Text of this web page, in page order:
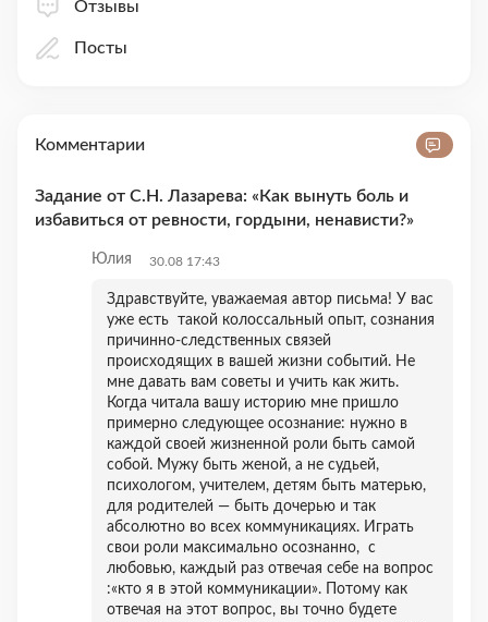
Отзывы
Посты
Комментарии
Задание от С.Н. Лазарева: «Как вынуть боль и
избавиться от ревности, гордыни, ненависти?»
Юлия 30.08 17:43
Здравствуйте, уважаемая автор письма! У вас
уже есть такой колоссальный опыт, сознания
причинно-следственных связей
происходящих в вашей жизни событий. Не
мне давать вам советы и учить как жить.
Когда читала вашу историю мне пришло
примерно следующее осознание: нужно в
каждой своей жизненной роли быть самой
собой. Мужу быть женой, а не судьей,
психологом, учителем, детям быть матерью,
для родителей — быть дочерью и так
абсолютно во всех коммуникациях. Играть
свои роли максимально осознанно, с
любовью, каждый раз отвечая себе на вопрос
:«кто я в этой коммуникации». Потому как
отвечая на этот вопрос, вы точно будете